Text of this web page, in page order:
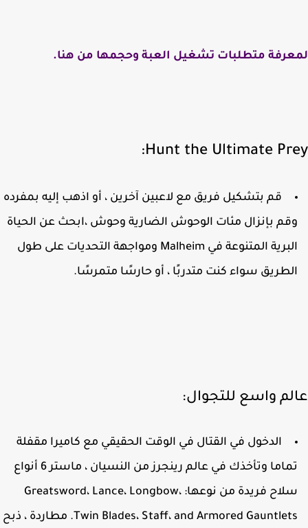
متطلبات تشغيل العبة وحجمها من هنا.
Hunt the Ultimate
قم بتشكيل فريق مع لاعبين آخرين ، أو اذهب إليه بمفرده
بإنزال مئات الوحوش الضارية وحوش ،ابحث عن الحياة
البرية المتنوعة في Malheim ومواجهة التحديات على طول
سواء كنت متدربًا ، أو حارسًا متمرسًا.
واسع للتجوال:
الدخول في القتال في الوقت الحقيقي مع كاميرا مقفلة
تماما وتأخذك في عالم رينجرز من النسيان ، ماستر 6 أنواع
سلاح فريدة من نوعها: Greatsword، Lance، Longbow،
Twin Blades، Staff، and Armored Gauntlets. مطاردة ، ذبح